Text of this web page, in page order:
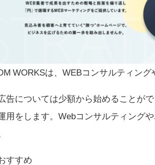
WORKSは、WEBコンサルティン
告については少額から始めることが
用をします。Webコンサルティング
すすめ